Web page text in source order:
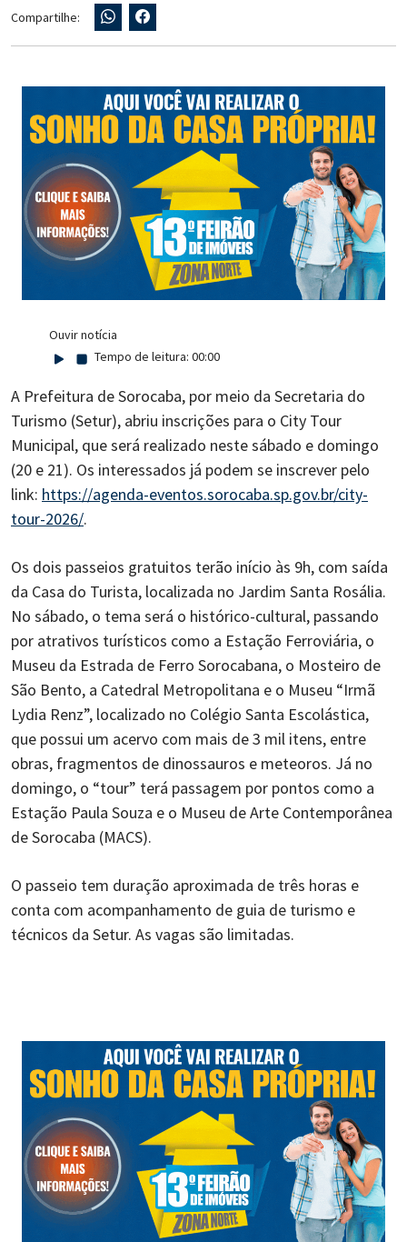
Compartilhe:
Ouvir notícia
Tempo de leitura: 00:00
A Prefeitura de Sorocaba, por meio da Secretaria do
Turismo (Setur), abriu inscrições para o City Tour
Municipal, que será realizado neste sábado e domingo
(20 e 21). Os interessados já podem se inscrever pelo
link: https://agenda-eventos.sorocaba.sp.gov.br/city-
tour-2026/.
Os dois passeios gratuitos terão início às 9h, com saída
da Casa do Turista, localizada no Jardim Santa Rosália.
No sábado, o tema será o histórico-cultural, passando
por atrativos turísticos como a Estação Ferroviária, o
Museu da Estrada de Ferro Sorocabana, o Mosteiro de
São Bento, a Catedral Metropolitana e o Museu “Irmã
Lydia Renz”, localizado no Colégio Santa Escolástica,
que possui um acervo com mais de 3 mil itens, entre
obras, fragmentos de dinossauros e meteoros. Já no
domingo, o “tour” terá passagem por pontos como a
Estação Paula Souza e o Museu de Arte Contemporânea
de Sorocaba (MACS).
O passeio tem duração aproximada de três horas e
conta com acompanhamento de guia de turismo e
técnicos da Setur. As vagas são limitadas.